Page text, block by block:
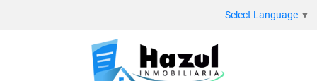
Select Language ▼